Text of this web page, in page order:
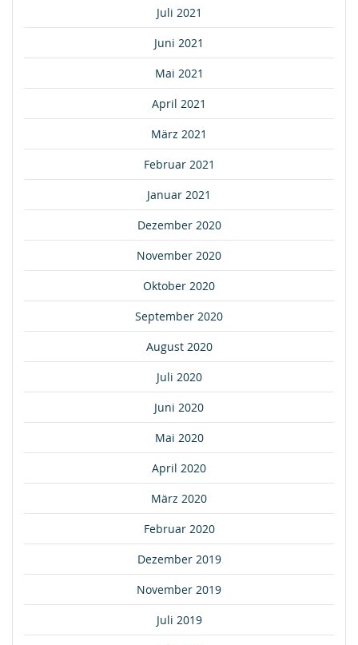
Juli 2021
Juni 2021
Mai 2021
April 2021
März 2021
Februar 2021
Januar 2021
Dezember 2020
November 2020
Oktober 2020
September 2020
August 2020
Juli 2020
Juni 2020
Mai 2020
April 2020
März 2020
Februar 2020
Dezember 2019
November 2019
Juli 2019